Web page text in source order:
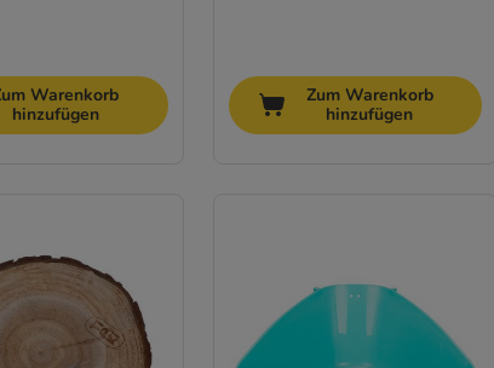
Warenkorb
hinzufügen
Zum Warenkorb
hinzufügen